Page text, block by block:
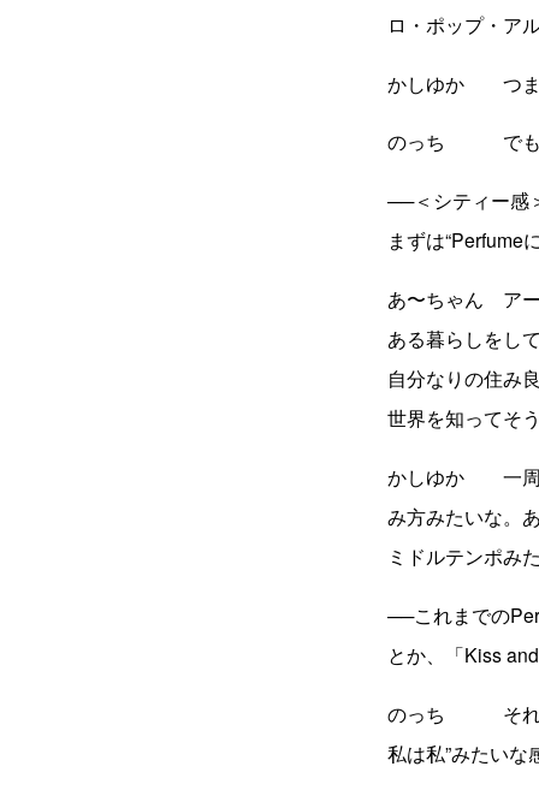
ロ・ポップ・ア
かしゆか つま
のっち でも、
──＜シティー感
まずは“Perfume
あ〜ちゃん ア
ある暮らしをし
自分なりの住み
世界を知ってそ
かしゆか 一周
み方みたいな。
ミドルテンポみ
──これまでの
とか、「Kiss
のっち それよ
私は私”みたい